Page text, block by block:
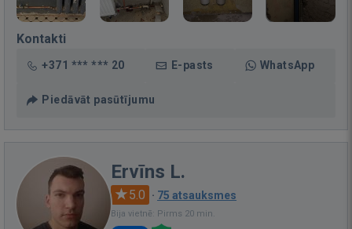
Kontakti
+371 *** *** 20 E-pasts WhatsApp
Piedāvāt pasūtījumu
Ervīns L.
5.0 · 75 atsauksmes
Bija vietnē: Pirms 20 min.